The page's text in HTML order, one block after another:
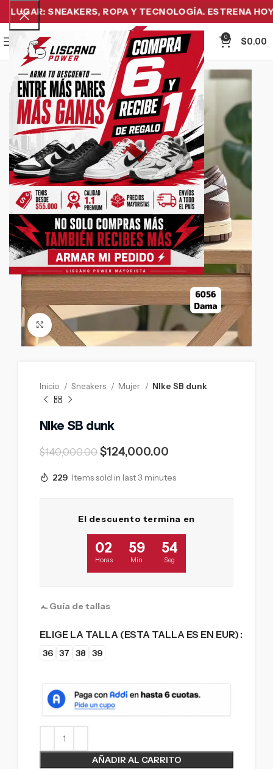
SNEAKERS, ROPA Y TECNOLOGÍA. ESTRENA HOY Y
Menu
0
$0.00
-11%
Click to enlarge
Inicio Sneakers Mujer NIke SB dunk
NIke SB dunk
$140,000.00 $124,000.00
229 Items sold in last 3 minutes
El descuento termina en
02
Horas
59
Min
53
Seg
Guía de tallas
ELIGE LA TALLA (ESTA TALLA ES EN EUR)
36 37 38 39
AÑADIR AL CARRITO